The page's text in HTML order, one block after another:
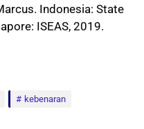
Indonesia: State
ISEAS, 2019.
kebenaran